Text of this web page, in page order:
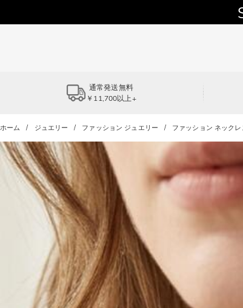
通常発送無料
￥11,700以上+
ホーム ジュエリー ファッション ジュエリー ファッション ネックレ